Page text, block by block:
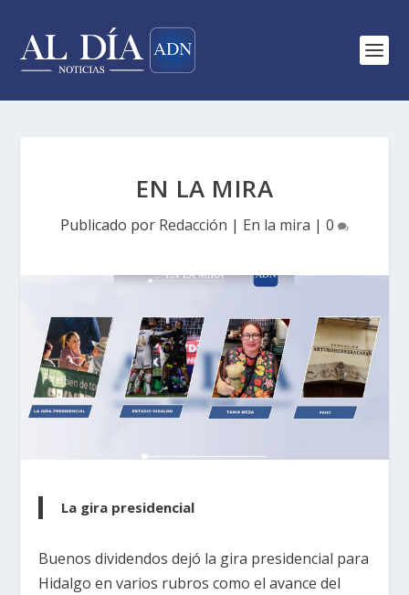
EN LA MIRA
Publicado por Redacción | En la mira | 0
La gira presidencial
Buenos dividendos dejó la gira presidencial para
Hidalgo en varios rubros como el avance del